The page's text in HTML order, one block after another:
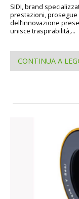
SIDI, brand
prestazioni,
dell’innovazione
unisce traspirabilità,...
CONTINUA A